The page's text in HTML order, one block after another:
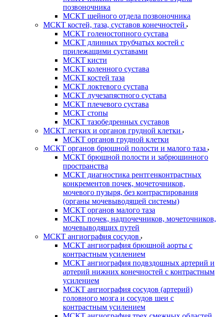
позвоночника
МСКТ шейного отдела позвоночника
МСКТ костей, таза, суставов конечностей
МСКТ голеностопного сустава
МСКТ длинных трубчатых костей с
прилежащими суставами
МСКТ кисти
МСКТ коленного сустава
МСКТ костей таза
МСКТ локтевого сустава
МСКТ лучезапястного сустава
МСКТ плечевого сустава
МСКТ стопы
МСКТ тазобедренных суставов
МСКТ легких и органов грудной клетки
МСКТ органов грудной клетки
МСКТ органов брюшной полости и малого таза
МСКТ брюшной полости и забрюшинного
пространства
МСКТ диагностика рентгенконтрастных
конкрементов почек, мочеточников,
мочевого пузыря, без контрастирования
(органы мочевыводящей системы)
МСКТ органов малого таза
МСКТ почек, надпочечников, мочеточников,
мочевыводящих путей
МСКТ ангиография сосудов
МСКТ ангиография брюшной аорты с
контрастным усилением
МСКТ ангиография подвздошных артерий и
артерий нижних конечностей с контрастным
усилением
МСКТ ангиография сосудов (артерий)
головного мозга и сосудов шеи с
контрастным усилением